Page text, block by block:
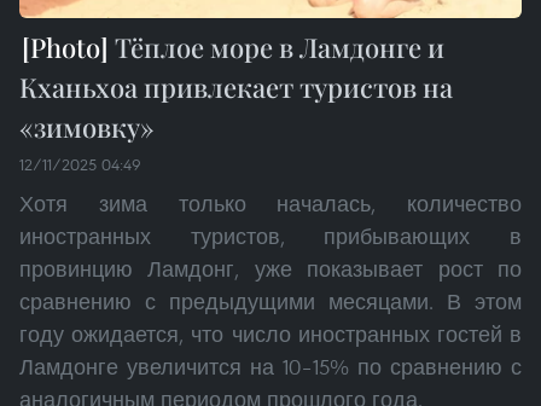
Тёплое море в Ламдонге и
Кханьхоа привлекает туристов на
«зимовку»
12/11/2025 04:49
Хотя зима только началась, количество
иностранных туристов, прибывающих в
провинцию Ламдонг, уже показывает рост по
сравнению с предыдущими месяцами. В этом
году ожидается, что число иностранных гостей в
Ламдонге увеличится на 10–15% по сравнению с
аналогичным периодом прошлого года.